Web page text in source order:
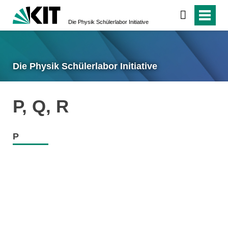
Die Physik Schülerlabor Initiative
Die Physik Schülerlabor Initiative
P, Q, R
P